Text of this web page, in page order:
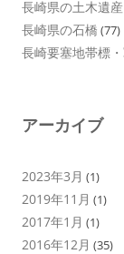
長崎県の土木遺
長崎県の石橋 (77)
長崎要塞地帯標
アーカイブ
2023年3月 (1)
2019年11月 (1)
2017年1月 (1)
2016年12月 (35)